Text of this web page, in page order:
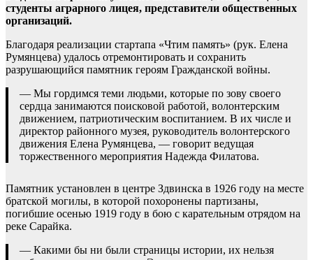
студенты аграрного лицея, представители общественных
организаций.
Благодаря реализации стартапа «Чтим память» (рук. Елена
Румянцева) удалось отремонтировать и сохранить
разрушающийся памятник героям Гражданской войны.
— Мы гордимся теми людьми, которые по зову своего
сердца занимаются поисковой работой, волонтерским
движением, патриотическим воспитанием. В их числе и
директор районного музея, руководитель волонтерского
движения Елена Румянцева, — говорит ведущая
торжественного мероприятия Надежда Филатова.
Памятник установлен в центре Здвинска в 1926 году на месте
братской могилы, в которой похоронены партизаны,
погибшие осенью 1919 году в бою с карательным отрядом на
реке Сарайка.
— Какими бы ни были страницы истории, их нельзя